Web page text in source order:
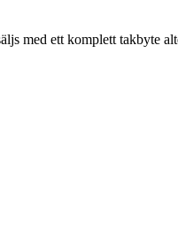
med ett komplett takbyte